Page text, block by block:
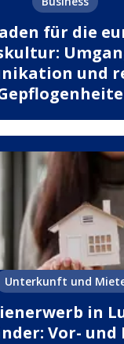
für die
und
Unterkunft und
in
Vor-